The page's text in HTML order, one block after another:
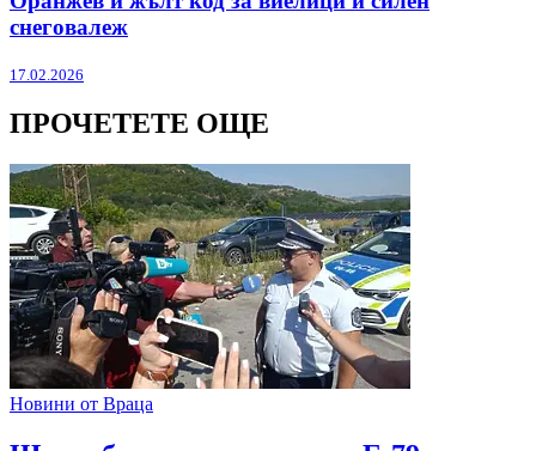
снеговалеж
17.02.2026
ПРОЧЕТЕТЕ ОЩЕ
Новини от Враца